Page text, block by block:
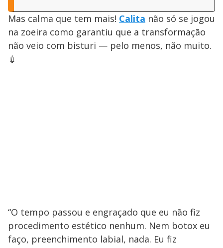
Mas calma que tem mais! Calita não só se jogou
na zoeira como garantiu que a transformação
não veio com bisturi — pelo menos, não muito.
💉
“O tempo passou e engraçado que eu não fiz
procedimento estético nenhum. Nem botox eu
faço, preenchimento labial, nada. Eu fiz